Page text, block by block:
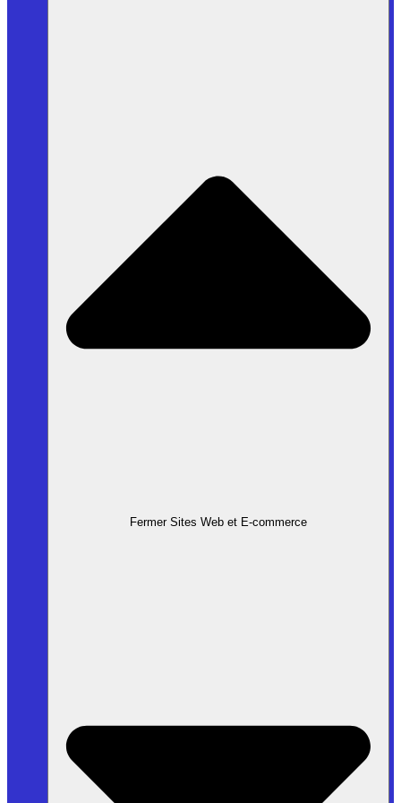
Fermer Sites Web et E-commerce